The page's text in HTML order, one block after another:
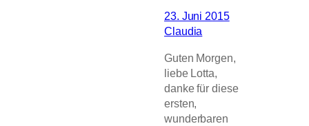
23. Juni 2015
Claudia
Guten Morgen,
liebe Lotta,
danke für diese
ersten,
wunderbaren